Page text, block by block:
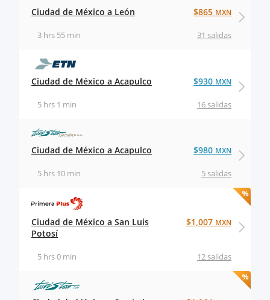
Ciudad de México a León
31 salidas
3 hrs 55 min
$865 MXN
Ciudad de México a Acapulco
16 salidas
5 hrs 1 min
$930 MXN
Ciudad de México a Acapulco
5 salidas
5 hrs 10 min
$980 MXN
Ciudad de México a San Luis
Potosí
12 salidas
5 hrs 0 min
$1,007 MXN